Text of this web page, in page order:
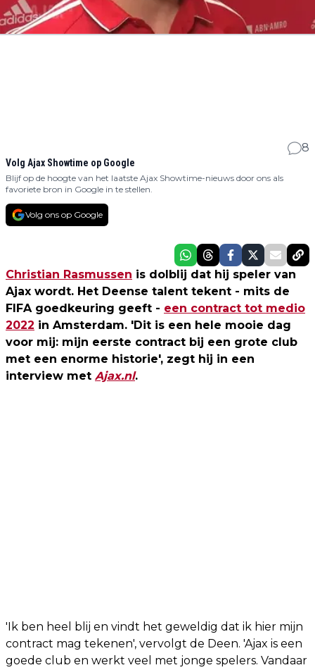
8
Volg Ajax Showtime op Google
Blijf op de hoogte van het laatste Ajax Showtime-nieuws door ons als
favoriete bron in Google in te stellen.
Volg ons op Google
Christian Rasmussen is dolblij dat hij speler van
Ajax wordt. Het Deense talent tekent - mits de
FIFA goedkeuring geeft - een contract tot medio
2022 in Amsterdam. 'Dit is een hele mooie dag
voor mij: mijn eerste contract bij een grote club
met een enorme historie', zegt hij in een
interview met Ajax.nl.
'Ik ben heel blij en vindt het geweldig dat ik hier mijn
contract mag tekenen', vervolgt de Deen. 'Ajax is een
goede club en werkt veel met jonge spelers. Vandaar